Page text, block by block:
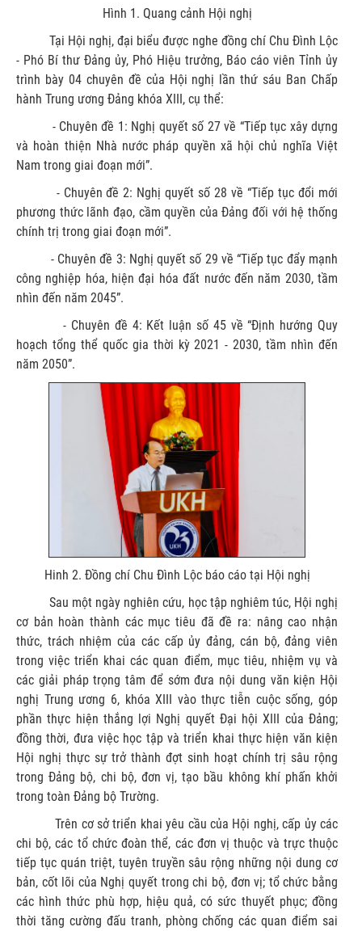
Hình 1. Quang cảnh Hội nghị
Tại Hội nghị, đại biểu được nghe đồng chí Chu Đình Lộc
- Phó Bí thư Đảng ủy, Phó Hiệu trưởng, Báo cáo viên Tỉnh ủy
trình bày 04 chuyên đề của Hội nghị lần thứ sáu Ban Chấp
hành Trung ương Đảng khóa XIII, cụ thể:
- Chuyên đề 1: Nghị quyết số 27 về “Tiếp tục xây dựng
và hoàn thiện Nhà nước pháp quyền xã hội chủ nghĩa Việt
Nam trong giai đoạn mới”.
- Chuyên đề 2: Nghị quyết số 28 về “Tiếp tục đổi mới
phương thức lãnh đạo, cầm quyền của Đảng đối với hệ thống
chính trị trong giai đoạn mới”.
- Chuyên đề 3: Nghị quyết số 29 về “Tiếp tục đẩy mạnh
công nghiệp hóa, hiện đại hóa đất nước đến năm 2030, tầm
nhìn đến năm 2045”.
- Chuyên đề 4: Kết luận số 45 về “Định hướng Quy
hoạch tổng thể quốc gia thời kỳ 2021 - 2030, tầm nhìn đến
năm 2050”.
Hinh 2. Đồng chí Chu Đình Lộc báo cáo tại Hội nghị
Sau một ngày nghiên cứu, học tập nghiêm túc, Hội nghị
cơ bản hoàn thành các mục tiêu đã đề ra: nâng cao nhận
thức, trách nhiệm của các cấp ủy đảng, cán bộ, đảng viên
trong việc triển khai các quan điểm, mục tiêu, nhiệm vụ và
các giải pháp trọng tâm để sớm đưa nội dung văn kiện Hội
nghị Trung ương 6, khóa XIII vào thực tiễn cuộc sống, góp
phần thực hiện thắng lợi Nghị quyết Đại hội XIII của Đảng;
đồng thời, đưa việc học tập và triển khai thực hiện văn kiện
Hội nghị thực sự trở thành đợt sinh hoạt chính trị sâu rộng
trong Đảng bộ, chi bộ, đơn vị, tạo bầu không khí phấn khởi
trong toàn Đảng bộ Trường.
Trên cơ sở triển khai yêu cầu của Hội nghị, cấp ủy các
chi bộ, các tổ chức đoàn thể, các đơn vị thuộc và trực thuộc
tiếp tục quán triệt, tuyên truyền sâu rộng những nội dung cơ
bản, cốt lõi của Nghị quyết trong chi bộ, đơn vị; tổ chức bằng
các hình thức phù hợp, hiệu quả, có sức thuyết phục; đồng
thời tăng cường đấu tranh, phòng chống các quan điểm sai